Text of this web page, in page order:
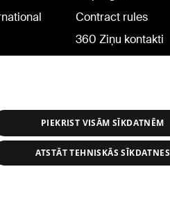
Contract rules
360 Ziņu kontakti
PIEKRIST VISĀM SĪKDATNĒM
ATSTĀT TEHNISKĀS SĪKDATNES